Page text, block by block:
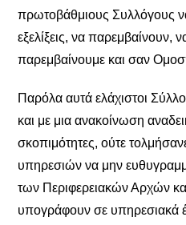
πρωτοβάθμιους Συλλόγους
εξελίξεις, να παρεμβαίνουν,
παρεμβαίνουμε και σαν
Παρόλα αυτά ελάχιστοι
και με μια ανακοίνωση
σκοπιμότητες, ούτε
υπηρεσιών να μην
των Περιφερειακών Αρχών
υπογράφουν σε υπηρεσιακά